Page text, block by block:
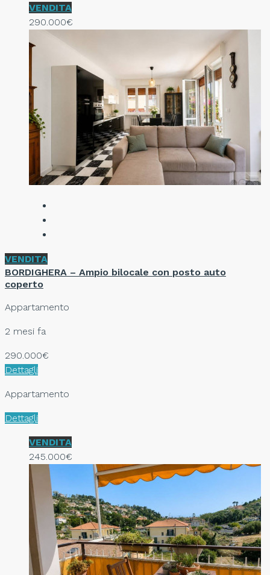
VENDITA
290.000€
VENDITA
BORDIGHERA – Ampio bilocale con posto auto
coperto
Appartamento
2 mesi fa
290.000€
Dettagli
Appartamento
Dettagli
VENDITA
245.000€